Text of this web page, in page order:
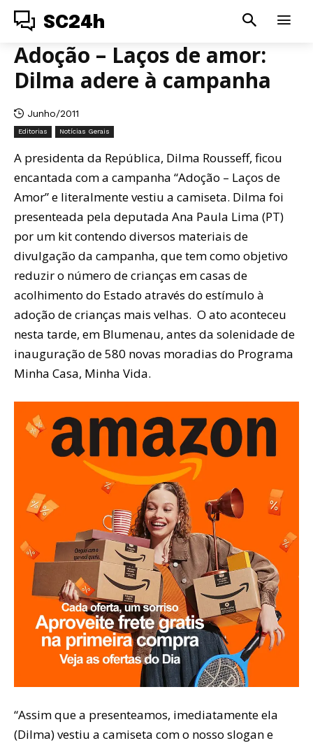
SC24h
Adoção – Laços de amor:
Dilma adere à campanha
Junho/2011
Editorias Notícias Gerais
A presidenta da República, Dilma Rousseff, ficou
encantada com a campanha “Adoção – Laços de
Amor” e literalmente vestiu a camiseta. Dilma foi
presenteada pela deputada Ana Paula Lima (PT)
por um kit contendo diversos materiais de
divulgação da campanha, que tem como objetivo
reduzir o número de crianças em casas de
acolhimento do Estado através do estímulo à
adoção de crianças mais velhas. O ato aconteceu
nesta tarde, em Blumenau, antes da solenidade de
inauguração de 580 novas moradias do Programa
Minha Casa, Minha Vida.
“Assim que a presenteamos, imediatamente ela
(Dilma) vestiu a camiseta com o nosso slogan e